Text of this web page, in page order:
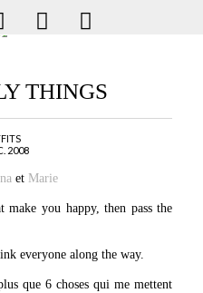
THINGS
2008
et Marie
you happy, then pass the
everyone along the way.
que 6 choses qui me mettent